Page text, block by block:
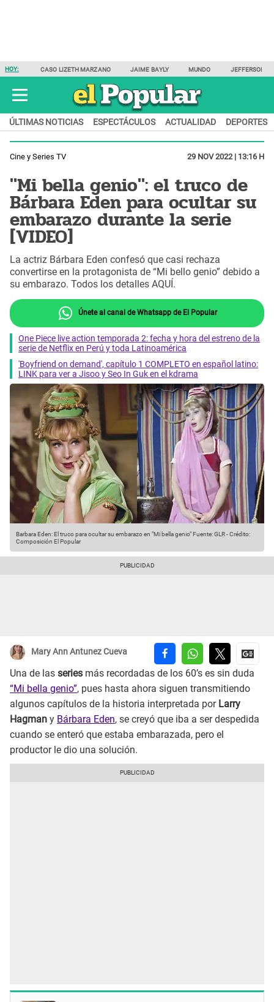
HOY: CASO LIZETH MARZANO JAIME BAYLY MUNDO JEFFERSON
ÚLTIMAS NOTICIAS ESPECTÁCULOS ACTUALIDAD DEPORTES
Cine y Series TV 29 NOV 2022 | 13:16 H
"Mi bella genio": el truco de
Bárbara Eden para ocultar su
embarazo durante la serie
[VIDEO]
La actriz Bárbara Eden confesó que casi rechaza
convertirse en la protagonista de “Mi bello genio” debido a
su embarazo. Todos los detalles AQUÍ.
Únete al canal de Whatsapp de El Popular
One Piece live action temporada 2: fecha y hora del estreno de la
serie de Netflix en Perú y toda Latinoamérica
'Boyfriend on demand', capítulo 1 COMPLETO en español latino:
LINK para ver a Jisoo y Seo In Guk en el kdrama
Barbara Eden: El truco para ocultar su embarazo en "Mi bella genio"Fuente: GLR-Crédito:
Composición El Popular
Mary Ann Antunez Cueva
Una de las series más recordadas de los 60’s es sin duda
“Mi bella genio”, pues hasta ahora siguen transmitiendo
algunos capítulos de la historia interpretada por Larry
Hagman y Bárbara Eden, se creyó que iba a ser despedida
cuando se enteró que estaba embarazada, pero el
productor le dio una solución.